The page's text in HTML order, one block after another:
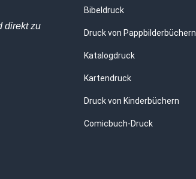
direkt zu
Bibeldruck
Druck von Pappbilderbüchern
Katalogdruck
Kartendruck
Druck von Kinderbüchern
Comicbuch-Druck